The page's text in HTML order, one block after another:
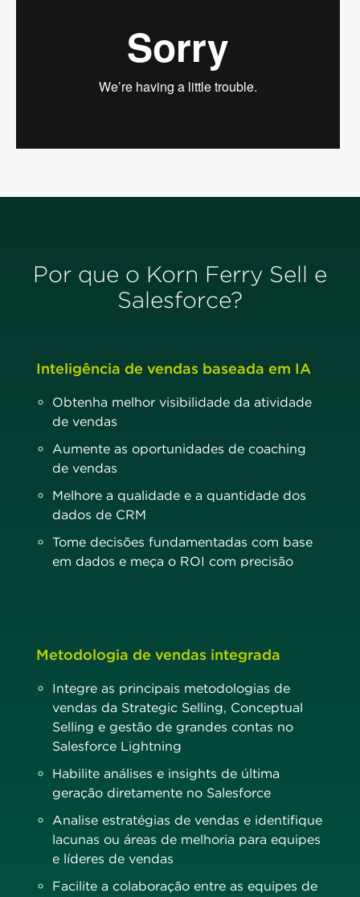
Por que o Korn Ferry Sell e
Salesforce?
Inteligência de vendas baseada em IA
Obtenha melhor visibilidade da atividade
de vendas
Aumente as oportunidades de coaching
de vendas
Melhore a qualidade e a quantidade dos
dados de CRM
Tome decisões fundamentadas com base
em dados e meça o ROI com precisão
Metodologia de vendas integrada
Integre as principais metodologias de
vendas da Strategic Selling, Conceptual
Selling e gestão de grandes contas no
Salesforce Lightning
Habilite análises e insights de última
geração diretamente no Salesforce
Analise estratégias de vendas e identifique
lacunas ou áreas de melhoria para equipes
e líderes de vendas
Facilite a colaboração entre as equipes de